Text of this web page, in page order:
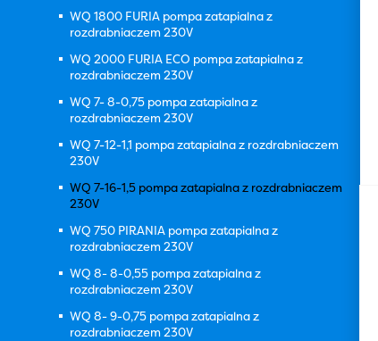
WQ 1800 FURIA pompa zatapialna z
rozdrabniaczem 230V
WQ 2000 FURIA ECO pompa zatapialna z
rozdrabniaczem 230V
WQ 7- 8-0,75 pompa zatapialna z
rozdrabniaczem 230V
WQ 7-12-1,1 pompa zatapialna z rozdrabniaczem
230V
WQ 7-16-1,5 pompa zatapialna z rozdrabniaczem
230V
WQ 750 PIRANIA pompa zatapialna z
rozdrabniaczem 230V
WQ 8- 8-0,55 pompa zatapialna z
rozdrabniaczem 230V
WQ 8- 9-0,75 pompa zatapialna z
rozdrabniaczem 230V